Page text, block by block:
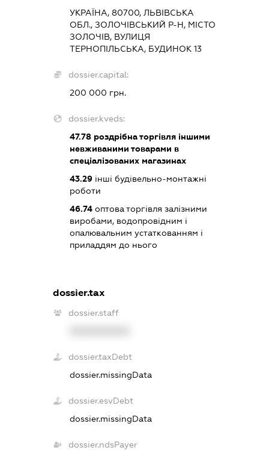
УКРАЇНА, 80700, ЛЬВІВСЬКА
ОБЛ., ЗОЛОЧІВСЬКИЙ Р-Н, МІСТО
ЗОЛОЧІВ, ВУЛИЦЯ
ТЕРНОПІЛЬСЬКА, БУДИНОК 13
dossier.capital:
200 000 грн.
dossier.kveds:
47.78 роздрібна торгівля іншими
невживаними товарами в
спеціалізованих магазинах
43.29 інші будівельно-монтажні
роботи
46.74 оптова торгівля залізними
виробами, водопровідним і
опалювальним устаткованням і
приладдям до нього
dossier.tax
dossier.staff
dossier.taxDebt
dossier.missingData
dossier.esvDebt
dossier.missingData
dossier.ndsPayer